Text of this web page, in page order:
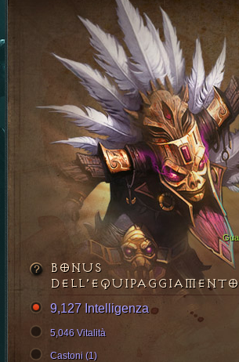
BONUS
DELL’EQUIPAGGIAMENTO
9,127 Intelligenza
5,046 Vitalità
Castoni (1)